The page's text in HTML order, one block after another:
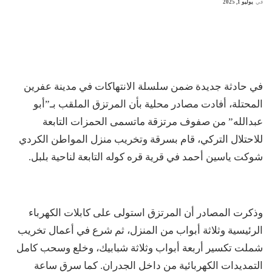
في يوليو 1, 2025
في حادثة جديدة ضمن سلسلة الانتهاكات في مدينة عفرين
المحتلة، أفادت مصادر محلية بأن المرتزق الملقب بـ”أبو
عبدالله” من صفوف مرتزقة ماتسمى الحمزات التابعة
للاحتلال التركي، قام بسرقة وتخريب منزل المواطن الكردي
شوكت ياسين أحمد في قرية قره كوله التابعة لناحية بلبل.
وذكرت المصادر أن المرتزق استولى على كابلات الكهرباء
الرئيسية وثلاثة أبواب من المنزل، ثم شرع في أعمال تخريب
شملت تكسير أربعة أبواب وثلاثة شبابيك، وخلع وسحب كامل
التمديدات الكهربائية من داخل الجدران. كما سرق ساعة